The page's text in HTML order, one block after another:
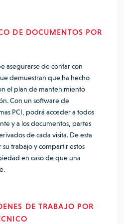
DE DOCUMENTOS POR
asegurarse de contar con
demuestran que ha hecho
el plan de mantenimiento
Con un software de
PCI, podrá acceder a todos
y a los documentos, partes
de cada visita. De esta
trabajo y compartir estos
en caso de que una
DE TRABAJO POR